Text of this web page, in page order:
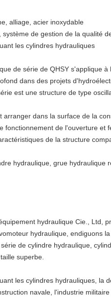
alliage, acier inoxydable
système de gestion de la qualité
les cylindres hydrauliques
de série de QHSY s'applique
dans des projets
est une structure de type
arranger dans la surface de la
fonctionnement de l'ouverture et
de la structure
hydraulique, grue hydraulique
hydraulique Cie., Ltd,
hydraulique, endiguons
de cylindre hydraulique,
superbe.
les cylindres hydrauliques, la
navale, l'industrie